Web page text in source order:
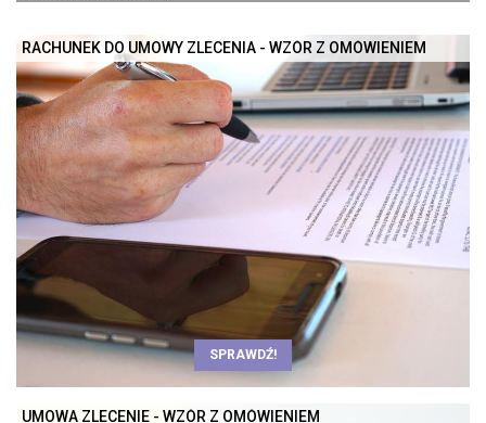
RACHUNEK DO UMOWY ZLECENIA - WZÓR Z OMÓWIENIEM
SPRAWDŹ!
UMOWA ZLECENIE - WZÓR Z OMÓWIENIEM